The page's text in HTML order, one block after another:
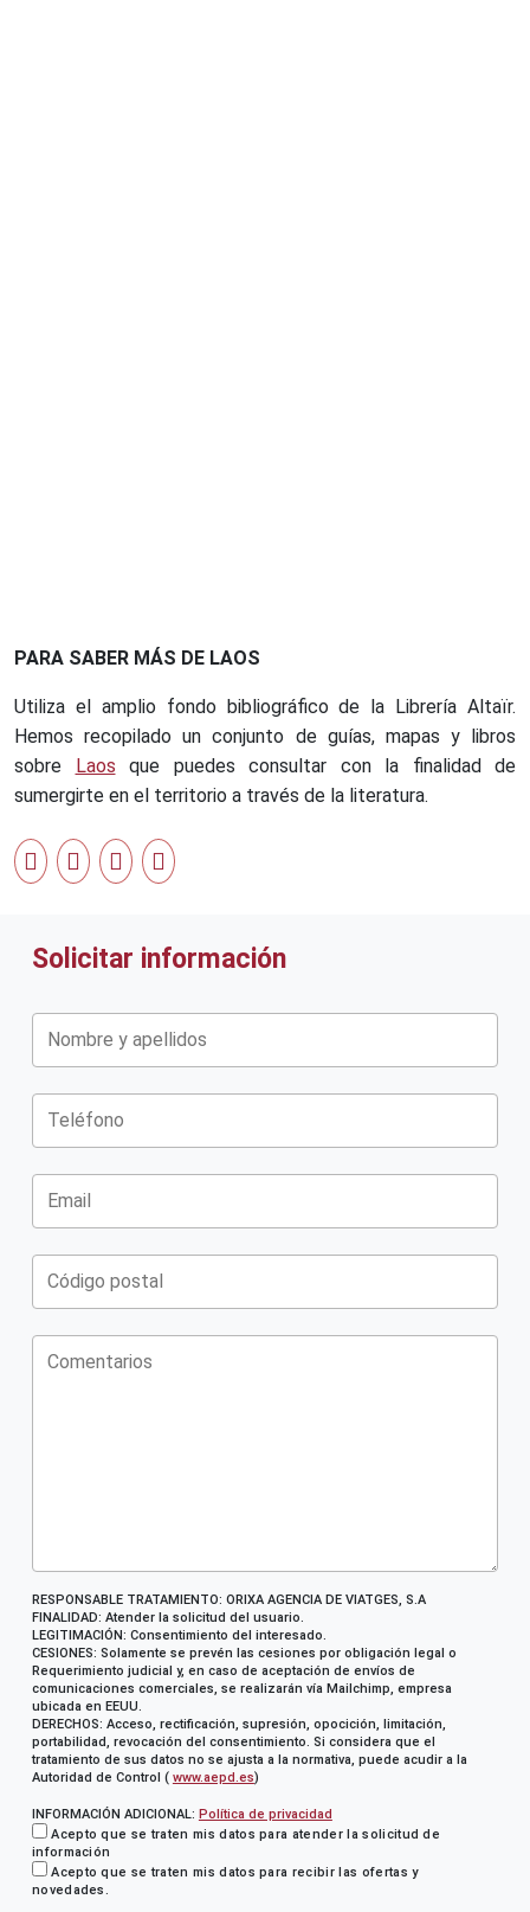
PARA SABER MÁS DE LAOS
Utiliza el amplio fondo bibliográfico de la Librería Altaïr.
Hemos recopilado un conjunto de guías, mapas y libros
sobre
Laos que puedes consultar con la finalidad de
sumergirte en el territorio a través de la literatura.
Solicitar información
RESPONSABLE TRATAMIENTO: ORIXA AGENCIA DE VIATGES, S.A
FINALIDAD: Atender la solicitud del usuario.
LEGITIMACIÓN: Consentimiento del interesado.
CESIONES: Solamente se prevén las cesiones por obligación legal o
Requerimiento judicial y, en caso de aceptación de envíos de
comunicaciones comerciales, se realizarán vía Mailchimp, empresa
ubicada en EEUU.
DERECHOS: Acceso, rectificación, supresión, opocición, limitación,
portabilidad, revocación del consentimiento. Si considera que el
tratamiento de sus datos no se ajusta a la normativa, puede acudir a la
Autoridad de Control ( www.aepd.es)
INFORMACIÓN ADICIONAL: Política de privacidad
Acepto que se traten mis datos para atender la solicitud de
información
Acepto que se traten mis datos para recibir las ofertas y
novedades.